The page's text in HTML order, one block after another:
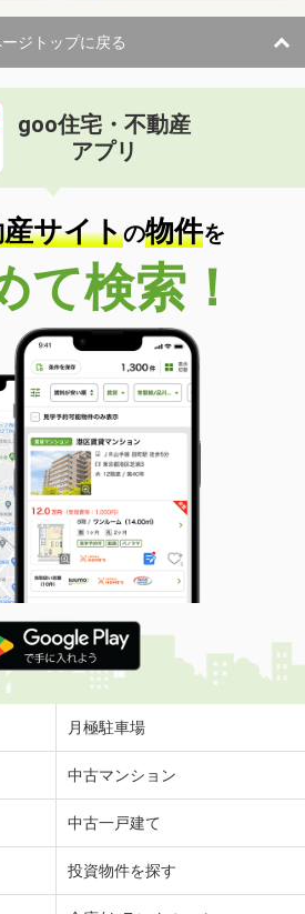
50m²
2LDK
岩手県盛岡市本宮３
42.57m²
1LDK
4.90万円
岩手県北上市若宮町１
51.93m²
2DK
９地割
5.30万円
岩手県北上市上江釣子１９地割
57.02m²
2LDK
北塩加羅
4.15万円
岩手県奥州市水沢真城字北塩加羅
4.40万円
ジトップに戻る
goo住宅・不動産
アプリ
サイトの物件を
て検索！
月極駐車場
中古マンション
中古一戸建て
投資物件を探す